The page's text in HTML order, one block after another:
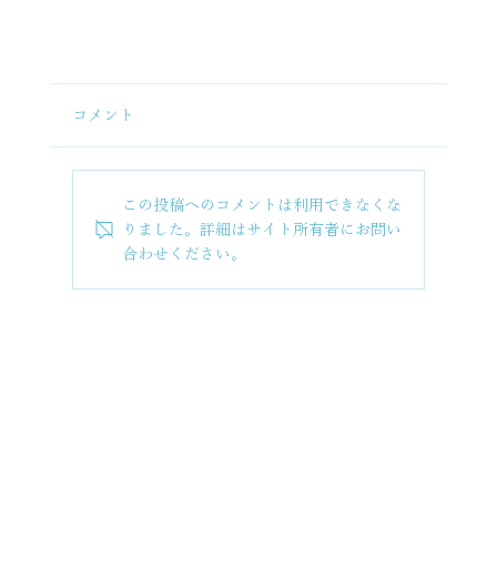
コメント
この投稿へのコメントは利用できなくな
りました。詳細はサイト所有者にお問い
合わせください。